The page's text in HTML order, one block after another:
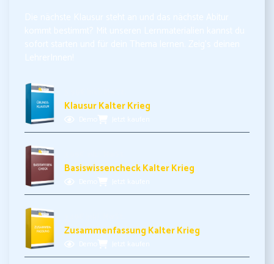
Klausur Kalter Krieg
Basiswissencheck Kalter Krieg
Zusammenfassung Kalter Krieg